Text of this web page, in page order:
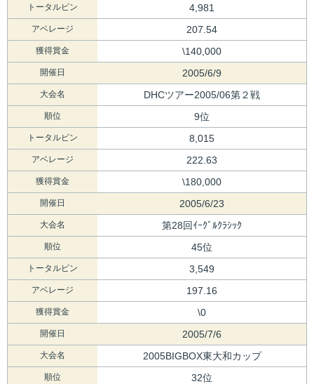
トータルピン 4,981
アベレージ 207.54
獲得賞金 \140,000
開催日 2005/6/9
大会名 DHCツアー2005/06第２戦
順位 9位
トータルピン 8,015
アベレージ 222.63
獲得賞金 \180,000
開催日 2005/6/23
大会名 第28回ｲｰｸﾞﾙｸﾗｼｯｸ
順位 45位
トータルピン 3,549
アベレージ 197.16
獲得賞金 \0
開催日 2005/7/6
大会名 2005BIGBOX東大和カップ
順位 32位